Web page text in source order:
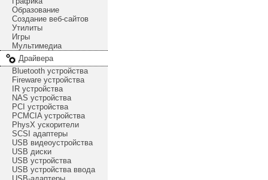
Образование
Создание веб-сайтов
Утилиты
Игры
Мультимедиа
Драйвера
Bluetooth устройства
Fireware устройства
IR устройства
NAS устройства
PCI устройства
PCMCIA устройства
PhysX ускорители
SCSI адаптеры
USB видеоустройства
USB диски
USB устройства
USB устройства ввода